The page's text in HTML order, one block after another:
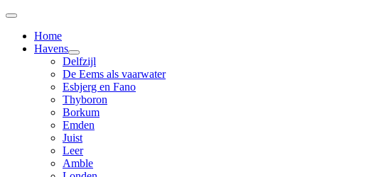
Home
Havens
Delfzijl
De Eems als vaarwater
Esbjerg en Fano
Thyboron
Borkum
Emden
Juist
Leer
Amble